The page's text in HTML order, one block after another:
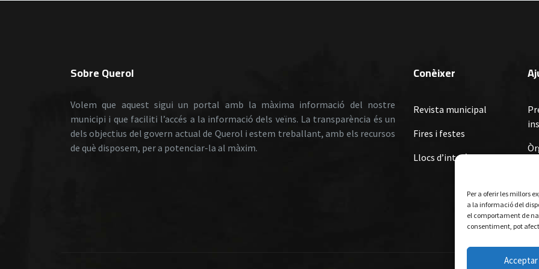
Per a oferir les millors
a la informació del
el comportament de
consentiment, pot
Acceptar
Sobre Querol
Volem que aquest sigui un portal amb la màxima informació del nostre
municipi i que faciliti l’accés a la informació dels veïns. La transparència és un
dels objectius del govern actual de Querol i estem treballant, amb els recursos
de què disposem, per a potenciar-la al màxim.
Conèixer
Revista municipal
Fires i festes
Llocs d’interès